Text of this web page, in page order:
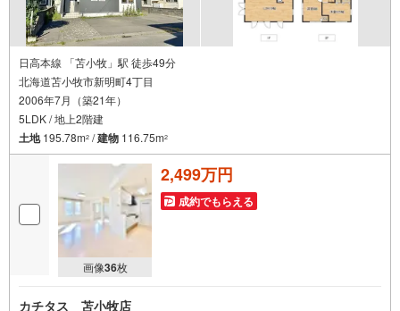
日高本線 「苫小牧」駅 徒歩49分
北海道苫小牧市新明町4丁目
2006年7月（築21年）
5LDK / 地上2階建
土地195.78m2 /建物 116.75m2
画像36枚
2,499万円
成約でもらえる
カチタス 苫小牧店